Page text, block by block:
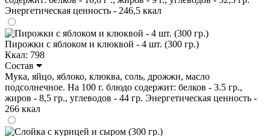
Энергетическая ценность - 246,5 ккал
Пирожки с яблоком и клюквой - 4 шт. (300 гр.)
Ккал: 798
Состав
Мука, яйцо, яблоко, клюква, соль, дрожжи, масло
подсолнечное. На 100 г. блюдо содержит: белков - 3.5 гр.,
жиров - 8,5 гр., углеводов - 44 гр. Энергетическая ценность -
266 ккал